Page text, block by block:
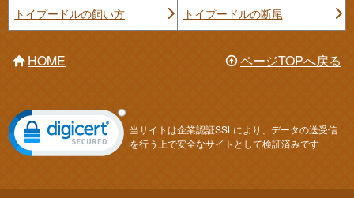
トイプードルの飼い方 トイプードルの断尾
HOME ページTOPへ戻る
当サイトは企業認証SSLにより、データの送受信
を行う上で安全なサイトとして検証済みです